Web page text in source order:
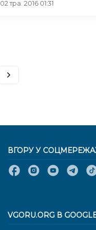
02 тра. 2016 01:31
ВГОРУ У
VGORU.ORG В